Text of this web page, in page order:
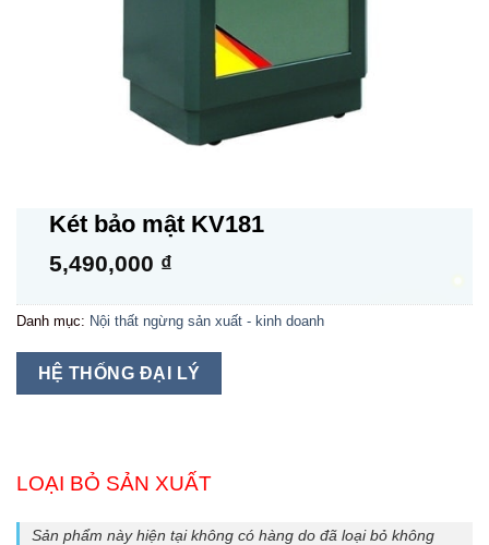
Két bảo mật KV181
5,490,000 ₫
Danh mục: Nội thất ngừng sản xuất - kinh doanh
HỆ THỐNG ĐẠI LÝ
LOẠI BỎ SẢN XUẤT
Sản phẩm này hiện tại không có hàng do đã loại bỏ không